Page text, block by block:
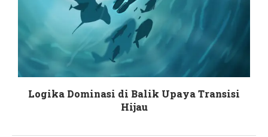
Logika Dominasi di Balik Upaya Transisi
Hijau